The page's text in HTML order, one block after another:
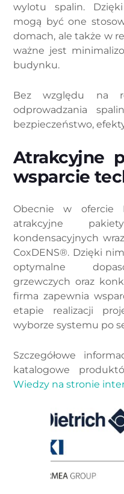
wylotu spalin.
mogą być one
domach, ale także w
ważne jest
budynku.
Bez względu na
odprowadzania
bezpieczeństwo,
Atrakcyjne
wsparcie
Obecnie w ofercie
atrakcyjne
kondensacyjnych
CoxDENS®. Dzięki
optymalne
grzewczych oraz
firma zapewnia
etapie realizacji
wyborze systemu po
Szczegółowe
katalogowe
Wiedzy na stronie